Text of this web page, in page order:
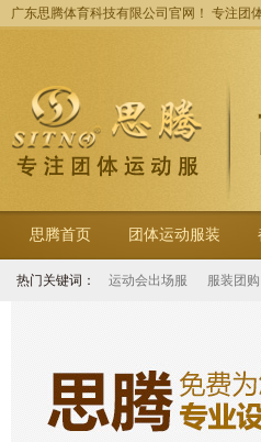
广东思腾体育科技有限公司官网！ 专注团
思腾首页 团体运动服装
热门关键词： 运动会出场服 服装团购